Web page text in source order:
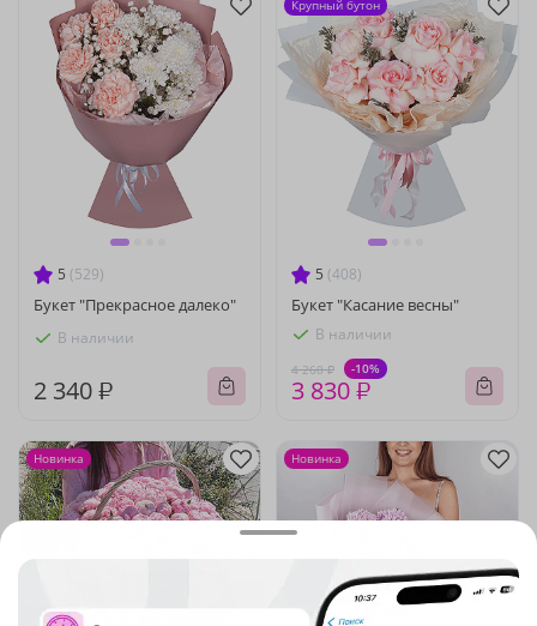
5 (529)
Букет "Прекрасное далеко"
В наличии
2 340 ₽
5 (408)
Букет "Касание весны"
В наличии
4 260 ₽ -10%
3 830 ₽
Крупный бутон
Новинка Новинка